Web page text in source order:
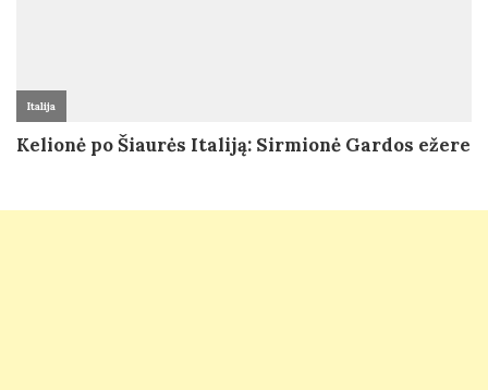
Italija
Kelionė po Šiaurės Italiją: Sirmionė Gardos ežere